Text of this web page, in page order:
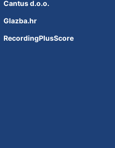
Cantus d.o.o.
Glazba.hr
RecordingPlusScore